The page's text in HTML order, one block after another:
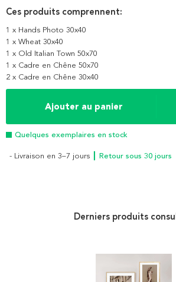
Ces produits comprennent:
1 x Hands Photo 30x40
1 x Wheat 30x40
1 x Old Italian Town 50x70
1 x Cadre en Chêne 50x70
2 x Cadre en Chêne 30x40
Ajouter au panier
Quelques exemplaires en stock
- Livraison en 3–7 jours ┃ Retour sous 30 jours
Derniers produits